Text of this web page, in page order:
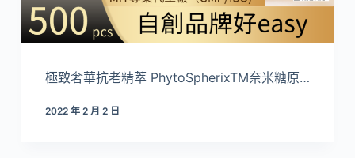
極致奢華抗老精萃 PhytoSpherixTM奈米糖原…
2022 年 2 月 2 日